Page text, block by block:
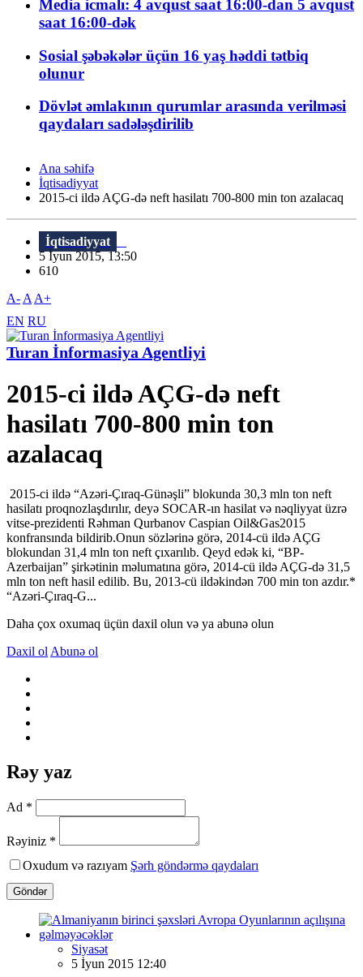
Media icmalı: 4 avqust saat 16:00-dan 5 avqust
saat 16:00-dək
Sosial şəbəkələr üçün 16 yaş həddi tətbiq
olunur
Dövlət əmlakının qurumlar arasında verilməsi
qaydaları sadələşdirilib
Ana səhifə
İqtisadiyyat
2015-ci ildə AÇG-də neft hasilatı 700-800 min ton azalacaq
İqtisadiyyat
5 İyun 2015, 13:50
610
A- A A+
EN RU
Turan İnformasiya Agentliyi
2015-ci ildə AÇG-də neft
hasilatı 700-800 min ton
azalacaq
2015-ci ildə “Azəri-Çıraq-Günəşli” blokunda 30,3 mln ton neft
hasilatı proqnozlaşdırılır, deyə SOCAR-ın hasilat və nəqliyyat üzrə
vitse-prezidenti Rəhman Qurbanov Caspian Oil&Gas2015
konfransında bildirib.Onun sözlərinə görə, 2014-cü ildə AÇG
blokundan 31,4 mln ton neft çıxarılıb. Qeyd edək ki, “ВР-
Azerbaijan” şirkətinin məlumatına görə, 2014-cü ildə AÇG-də 31,5
mln ton neft hasil edilib. Bu, 2013-cü ildəkindən 700 min ton azdır.*
“Azəri-Çıraq-G...
Daha çox oxumaq üçün daxil olun və ya abunə olun
Daxil ol Abunə ol
Rəy yaz
Ad *
Rəyiniz *
Oxudum və razıyam Şərh göndərmə qaydaları
Göndər
Siyasət
5 İyun 2015 12:40